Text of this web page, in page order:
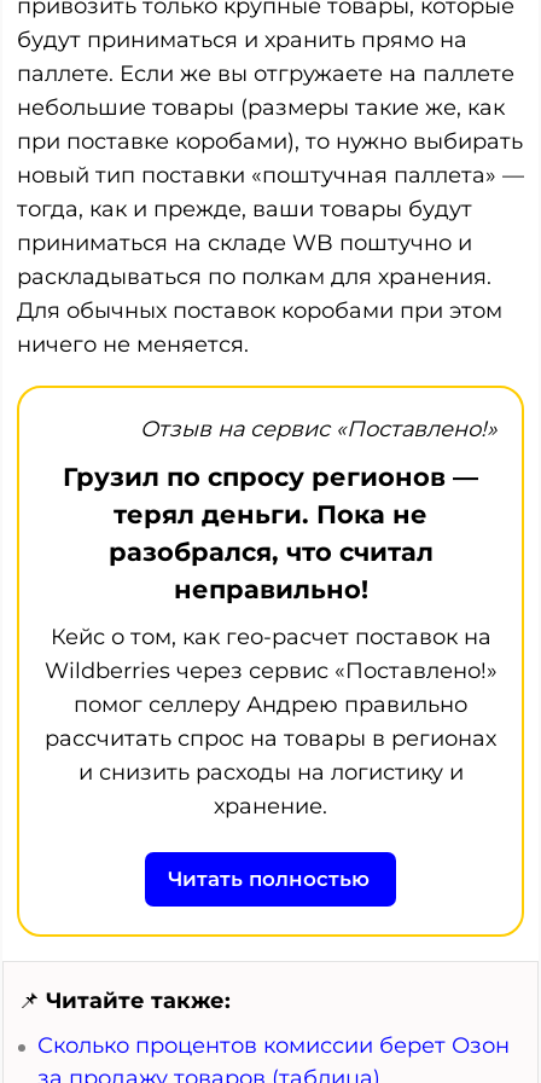
привозить только крупные товары, которые
будут приниматься и хранить прямо на
паллете. Если же вы отгружаете на паллете
небольшие товары (размеры такие же, как
при поставке коробами), то нужно выбирать
новый тип поставки «поштучная паллета» —
тогда, как и прежде, ваши товары будут
приниматься на складе WB поштучно и
раскладываться по полкам для хранения.
Для обычных поставок коробами при этом
ничего не меняется.
Отзыв на сервис «Поставлено!»
Грузил по спросу регионов —
терял деньги. Пока не
разобрался, что считал
неправильно!
Кейс о том, как гео-расчет поставок на
Wildberries через сервис «Поставлено!»
помог селлеру Андрею правильно
рассчитать спрос на товары в регионах
и снизить расходы на логистику и
хранение.
Читать полностью
📌 Читайте также:
Сколько процентов комиссии берет Озон
за продажу товаров (таблица)